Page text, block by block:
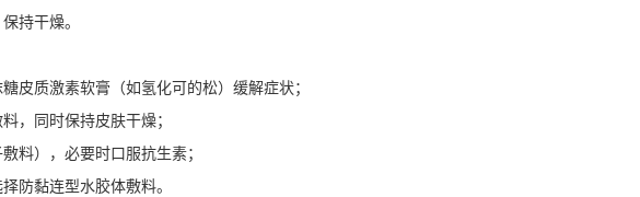
持干燥。
皮质激素软膏（如氢化可的松）缓解症状；
，同时保持皮肤干燥；
料），必要时口服抗生素；
防黏连型水胶体敷料。